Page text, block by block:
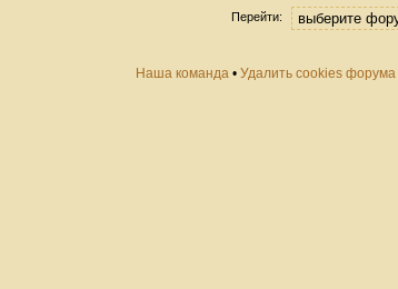
Перейти:
Наша команда • Удалить cookies форума